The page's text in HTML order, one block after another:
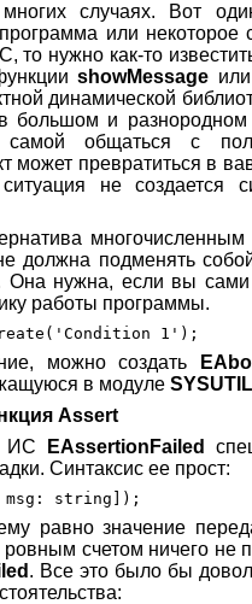
случаях. Вот
или некоторое
то нужно как-то
showMessage
динамической
и разнородном
общаться с
может превратиться в
не создается
многочисленным
должна подменять
нужна, если вы сами
работы программы.
можно создать
в модуле
Assert
ИС
EAssertionFailed
Синтаксис ее прост:
равно значение
ровным счетом ничего не
. Все это было бы